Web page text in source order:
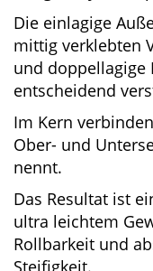
Für die leichte
Itiwit SUP 100 S
sogenannte
in Frage.
Die einlagige
mittig verklebten
(„Stringer“) und
(Seitenflächen)
Im Kern
die Ober- und
nennt.